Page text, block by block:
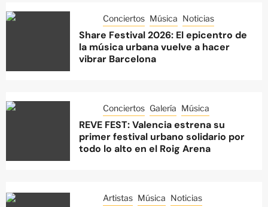
Conciertos Música Noticias
Share Festival 2026: El epicentro de
la música urbana vuelve a hacer
vibrar Barcelona
Conciertos Galería Música
REVE FEST: Valencia estrena su
primer festival urbano solidario por
todo lo alto en el Roig Arena
Artistas Música Noticias